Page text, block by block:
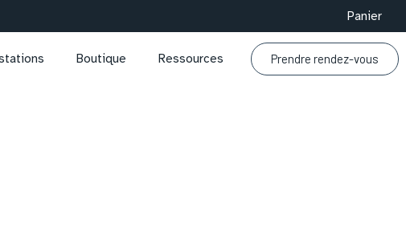
Panier
Boutique Ressources Prendre rendez-vous